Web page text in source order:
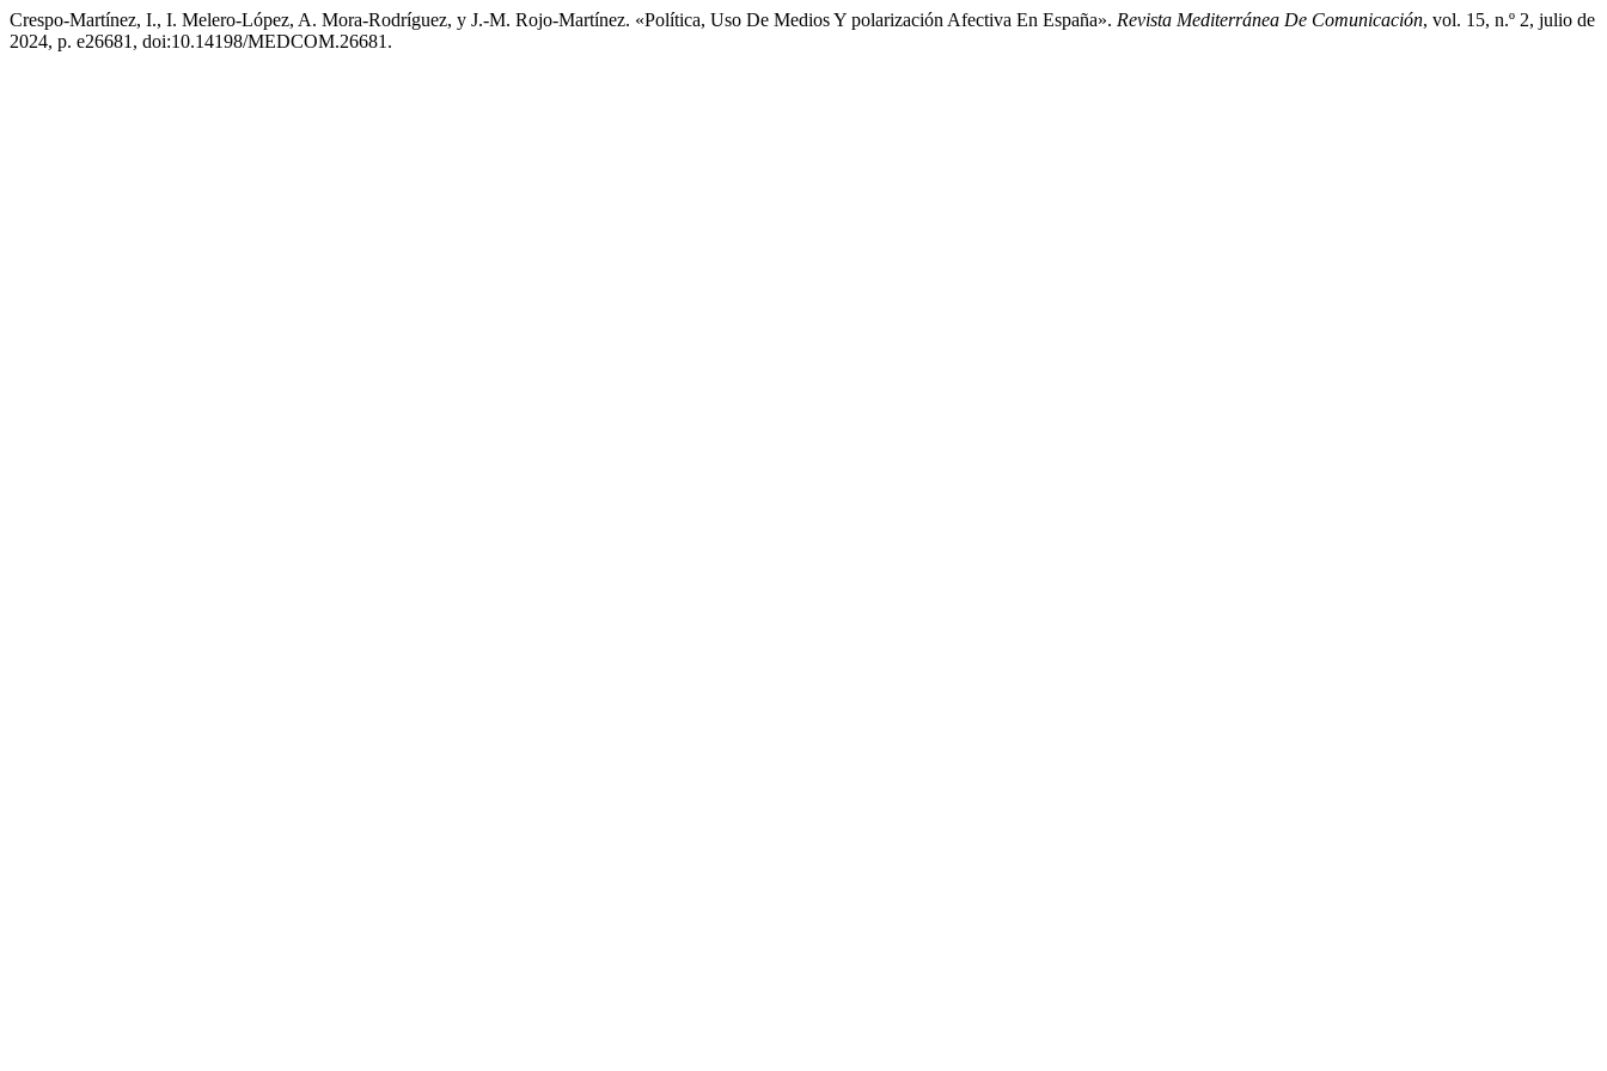
Crespo-Martínez, I., I. Melero-López, A. Mora-Rodríguez, y J.-M. Rojo-Martínez. «Política, Uso De Medios Y polarización Afectiva En España». Revista Mediterránea De Comunicación, vol. 15, n.º 2, julio de
2024, p. e26681, doi:10.14198/MEDCOM.26681.